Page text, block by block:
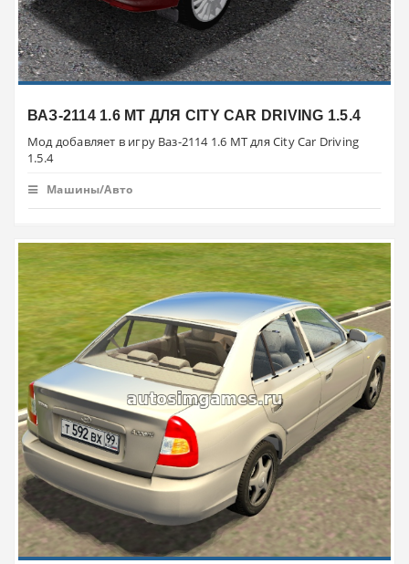
ВАЗ-2114 1.6 MT ДЛЯ CITY CAR DRIVING 1.5.4
Мод добавляет в игру Ваз-2114 1.6 MT для City Car Driving
1.5.4
Машины/Авто